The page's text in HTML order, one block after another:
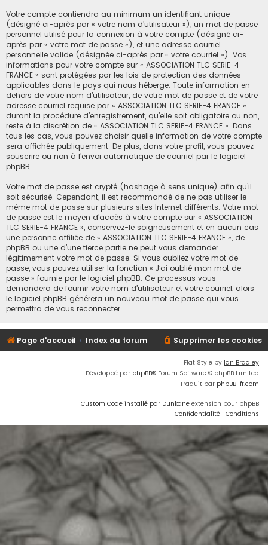
Votre compte contiendra au minimum un identifiant unique
(désigné ci-après par « votre nom d’utilisateur »), un mot de passe
personnel utilisé pour la connexion à votre compte (désigné ci-
après par « votre mot de passe »), et une adresse courriel
personnelle valide (désignée ci-après par « votre courriel »). Vos
informations pour votre compte sur « ASSOCIATION TLC SERIE-4
FRANCE » sont protégées par les lois de protection des données
applicables dans le pays qui nous héberge. Toute information en-
dehors de votre nom d’utilisateur, de votre mot de passe et de votre
adresse courriel requise par « ASSOCIATION TLC SERIE-4 FRANCE »
durant la procédure d’enregistrement, qu’elle soit obligatoire ou non,
reste à la discrétion de « ASSOCIATION TLC SERIE-4 FRANCE ». Dans
tous les cas, vous pouvez choisir quelle information de votre compte
sera affichée publiquement. De plus, dans votre profil, vous pouvez
souscrire ou non à l’envoi automatique de courriel par le logiciel
phpBB.
Votre mot de passe est crypté (hashage à sens unique) afin qu’il
soit sécurisé. Cependant, il est recommandé de ne pas utiliser le
même mot de passe sur plusieurs sites Internet différents. Votre mot
de passe est le moyen d’accès à votre compte sur « ASSOCIATION
TLC SERIE-4 FRANCE », conservez-le soigneusement et en aucun cas
une personne affiliée de « ASSOCIATION TLC SERIE-4 FRANCE », de
phpBB ou une d’une tierce partie ne peut vous demander
légitimement votre mot de passe. Si vous oubliez votre mot de
passe, vous pouvez utiliser la fonction « J’ai oublié mon mot de
passe » fournie par le logiciel phpBB. Ce processus vous
demandera de fournir votre nom d’utilisateur et votre courriel, alors
le logiciel phpBB générera un nouveau mot de passe qui vous
permettra de vous reconnecter.
Page d'accueil Index du forum Supprimer les cookies
Flat Style by Ian Bradley
Développé par phpBB® Forum Software © phpBB Limited
Traduit par phpBB-fr.com
Custom Code installé par Dunkane extension pour phpBB
Confidentialité | Conditions